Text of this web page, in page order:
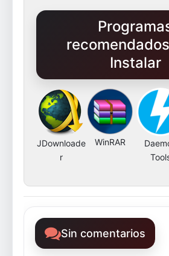
Instalar
JDownloade
r
WinRAR
Sin comentarios